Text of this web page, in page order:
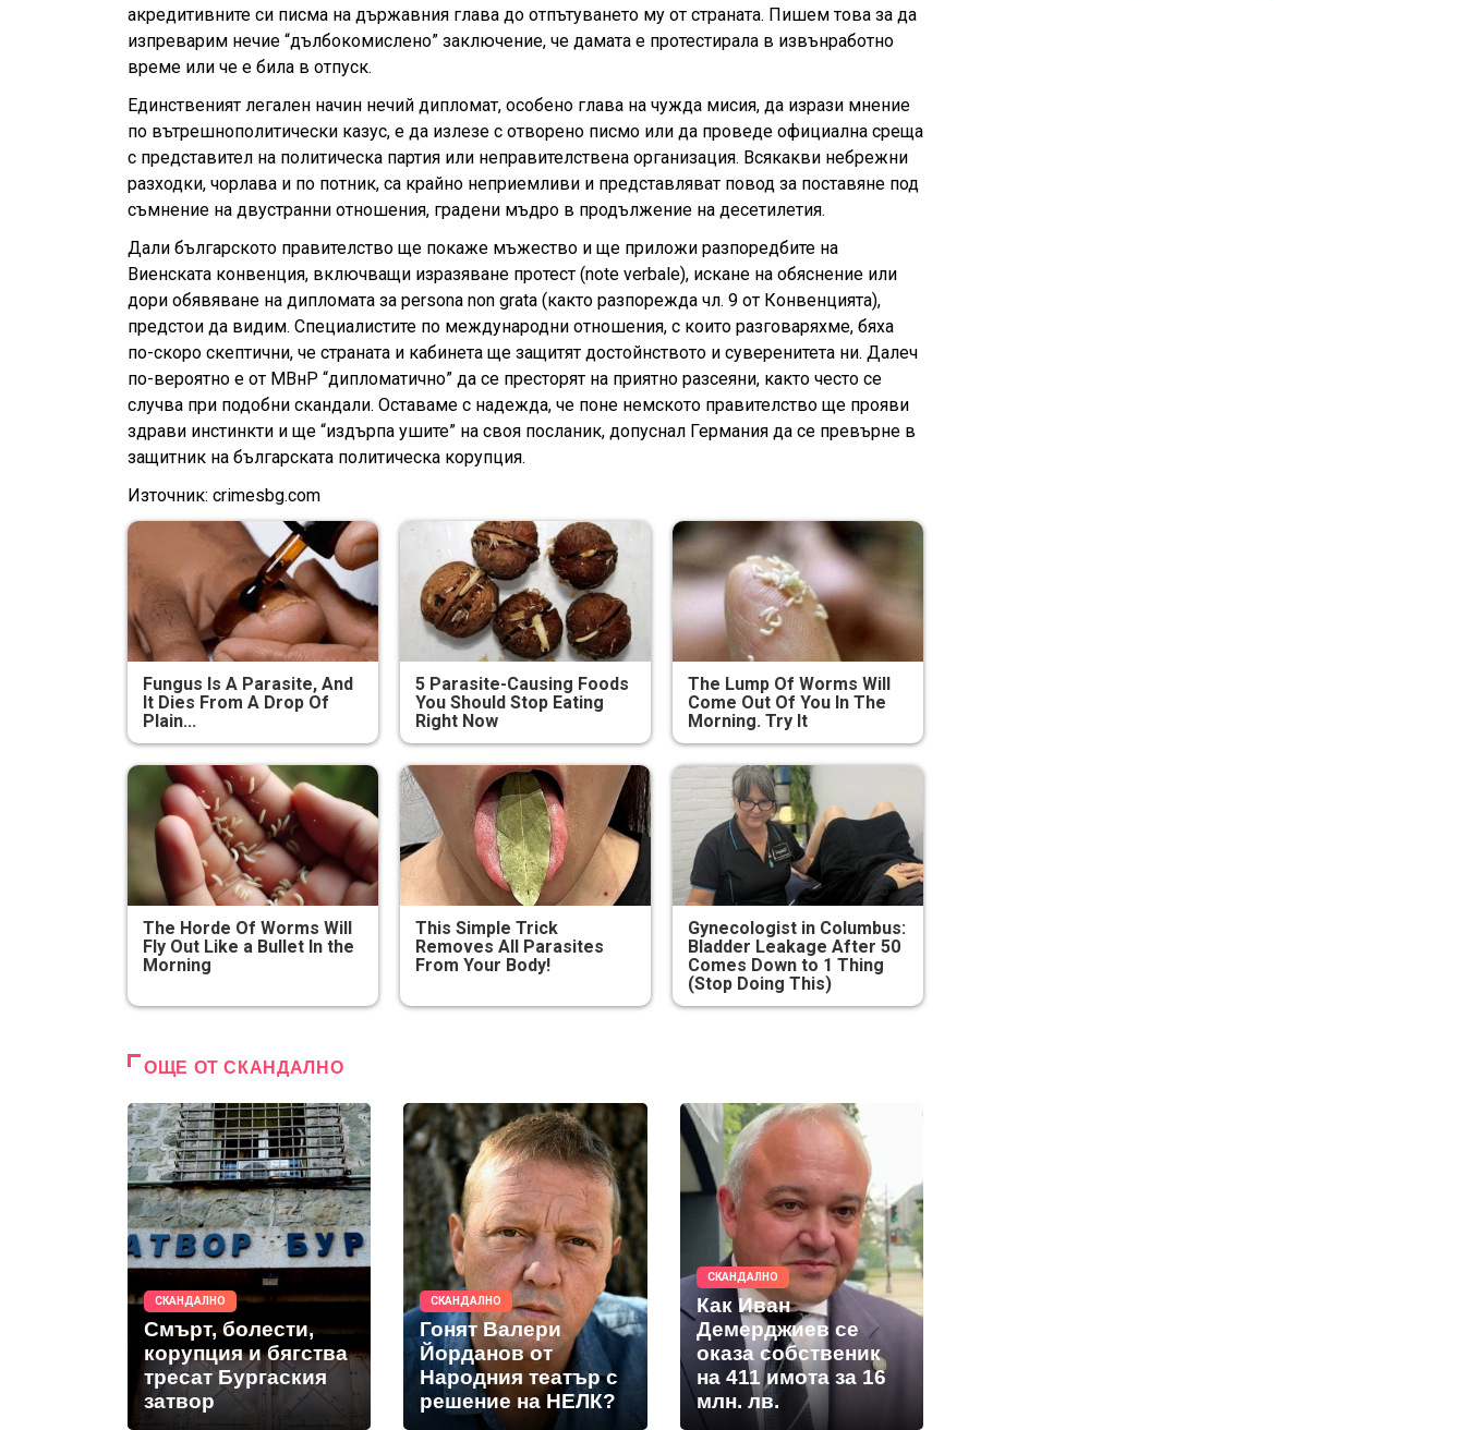
акредитивните си писма на държавния глава до отпътуването му от страната. Пишем това за да
изпреварим нечие “дълбокомислено” заключение, че дамата е протестирала в извънработно
време или че е била в отпуск.
Единственият легален начин нечий дипломат, особено глава на чужда мисия, да изрази мнение
по вътрешнополитически казус, е да излезе с отворено писмо или да проведе официална среща
с представител на политическа партия или неправителствена организация. Всякакви небрежни
разходки, чорлава и по потник, са крайно неприемливи и представляват повод за поставяне под
съмнение на двустранни отношения, градени мъдро в продължение на десетилетия.
Дали българското правителство ще покаже мъжество и ще приложи разпоредбите на
Виенската конвенция, включващи изразяване протест (note verbale), искане на обяснение или
дори обявяване на дипломата за persona non grata (както разпорежда чл. 9 от Конвенцията),
предстои да видим. Специалистите по международни отношения, с които разговаряхме, бяха
по-скоро скептични, че страната и кабинета ще защитят достойнството и суверенитета ни. Далеч
по-вероятно е от МВнР “дипломатично” да се престорят на приятно разсеяни, както често се
случва при подобни скандали. Оставаме с надежда, че поне немското правителство ще прояви
здрави инстинкти и ще “издърпа ушите” на своя посланик, допуснал Германия да се превърне в
защитник на българската политическа корупция.
Източник: crimesbg.com
Fungus Is A Parasite, And
It Dies From A Drop Of
Plain...
5 Parasite-Causing Foods
You Should Stop Eating
Right Now
The Lump Of Worms Will
Come Out Of You In The
Morning. Try It
The Horde Of Worms Will
Fly Out Like a Bullet In the
Morning
This Simple Trick
Removes All Parasites
From Your Body!
Gynecologist in Columbus:
Bladder Leakage After 50
Comes Down to 1 Thing
(Stop Doing This)
ОЩЕ ОТ СКАНДАЛНО
СКАНДАЛНО
Смърт, болести,
корупция и бягства
тресат Бургаския
затвор
СКАНДАЛНО
Гонят Валери
Йорданов от
Народния театър с
решение на НЕЛК?
СКАНДАЛНО
Как Иван
Демерджиев се
оказа собственик
на 411 имота за 16
млн. лв.